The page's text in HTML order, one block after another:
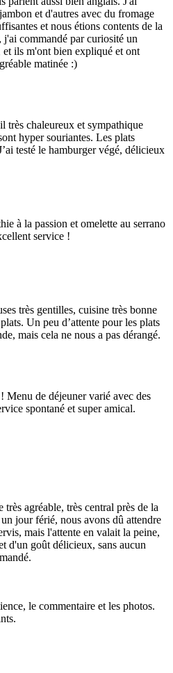
et d'autres avec du fromage
et nous étions contents de la
commandé par curiosité un
ils m'ont bien expliqué et ont
matinée :)
très chaleureux et sympathique
hyper souriantes. Les plats
testé le hamburger végé, délicieux
à la passion et omelette au serrano
service !
très gentilles, cuisine très bonne
Un peu d’attente pour les plats
mais cela ne nous a pas dérangé.
Menu de déjeuner varié avec des
spontané et super amical.
très agréable, très central près de la
jour férié, nous avons dû attendre
mais l'attente en valait la peine,
d'un goût délicieux, sans aucun
le commentaire et les photos.